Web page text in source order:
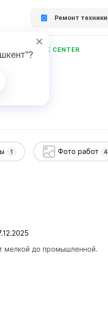
Ремонт техники
SERVICE CENTER
1 Фото работ 4
мелкой до промышленной.